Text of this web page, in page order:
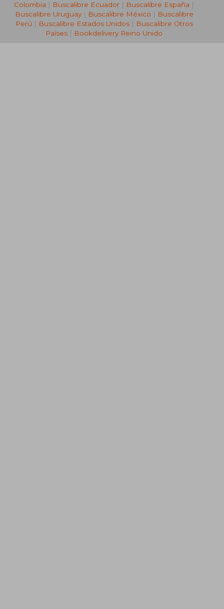
Colombia | Buscalibre Ecuador | Buscalibre España |
Buscalibre Uruguay| Buscalibre México | Buscalibre
Perú | Buscalibre Estados Unidos| Buscalibre Otros
Países | Bookdelivery Reino Unido